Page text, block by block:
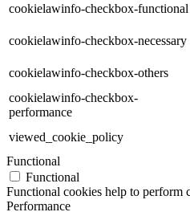
cookielawinfo-checkbox-functional
cookielawinfo-checkbox-necessary
cookielawinfo-checkbox-others
cookielawinfo-checkbox-
performance
viewed_cookie_policy
Functional
Functional
Functional cookies help to perform
Performance